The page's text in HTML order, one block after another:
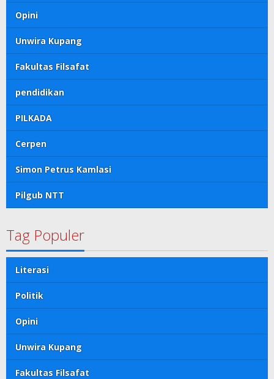
Opini
Unwira Kupang
Fakultas Filsafat
pendidikan
PILKADA
Cerpen
Simon Petrus Kamlasi
Pilgub NTT
Tag Populer
Literasi
Politik
Opini
Unwira Kupang
Fakultas Filsafat